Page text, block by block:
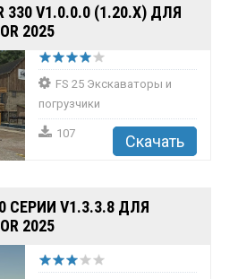
330 V1.0.0.0 (1.20.X) ДЛЯ
2025
FS 25 Экскаваторы и
погрузчики
107 Скачать
СЕРИИ V1.3.3.8 ДЛЯ
2025